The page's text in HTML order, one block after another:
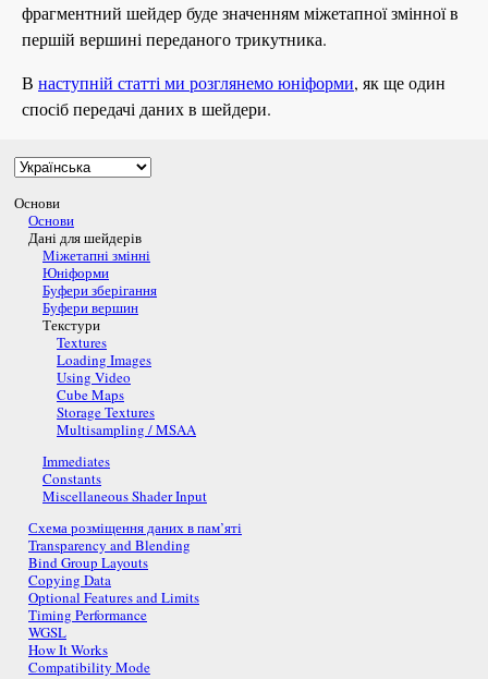
фрагментний шейдер буде значенням міжетапної змінної в
першій вершині переданого трикутника.
В наступній статті ми розглянемо юніформи, як ще один
спосіб передачі даних в шейдери.
Основи
Основи
Дані для шейдерів
Міжетапні змінні
Юніформи
Буфери зберігання
Буфери вершин
Текстури
Textures
Loading Images
Using Video
Cube Maps
Storage Textures
Multisampling / MSAA
Immediates
Constants
Miscellaneous Shader Input
Схема розміщення даних в пам’яті
Transparency and Blending
Bind Group Layouts
Copying Data
Optional Features and Limits
Timing Performance
WGSL
How It Works
Compatibility Mode